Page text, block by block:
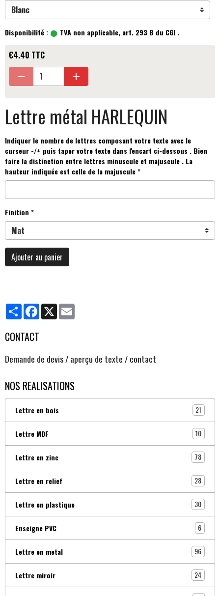
Disponibilité : TVA non applicable, art. 293 B du CGI .
€4.40 TTC
Lettre métal HARLEQUIN
Indiquer le nombre de lettres composant votre texte avec le
curseur -/+ puis taper votre texte dans l'encart ci-dessous . Bien
faire la distinction entre lettres minuscule et majuscule . La
hauteur indiquée est celle de la majuscule
Finition
Ajouter au panier
PartagerFacebook
X
CONTACT
Demande de devis / aperçu de texte / contact
NOS REALISATIONS
Lettre en bois 21
Lettre MDF 10
Lettre en zinc 78
Lettre en relief 28
Lettre en plastique 30
Enseigne PVC 6
Lettre en metal 96
Lettre miroir 24